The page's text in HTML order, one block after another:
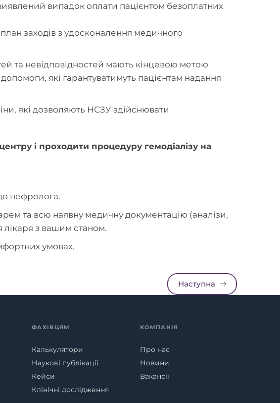
випадок оплати пацієнтом безоплатних
заходів з удосконалення медичного
та невідповідностей мають кінцевою метою
які гарантуватимуть пацієнтам надання
які дозволяють НСЗУ здійснювати
і проходити процедуру гемодіалізу на
нефролога.
та всю наявну медичну документацію (аналізи,
лікаря з вашим станом.
умовах.
Наступна
ФАХІВЦЯМ
Калькулятори
Наукові публікації
Кейси
Клінічні дослідження
КОМПАНІЯ
Про нас
Новини
Вакансії